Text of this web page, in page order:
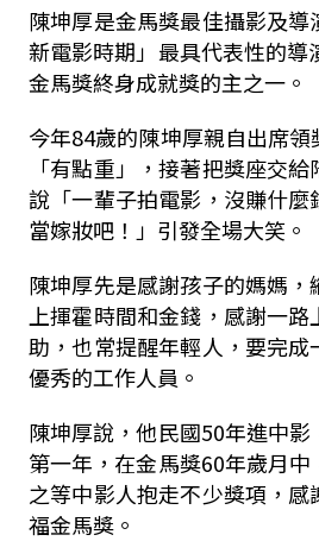
陳坤厚是金馬獎最佳攝影及
新電影時期」最具代表性的導
金馬獎終身成就獎的主之一。
今年84歲的陳坤厚親自出席
「有點重」，接著把獎座交
說「一輩子拍電影，沒賺什
當嫁妝吧！」引發全場大笑。
陳坤厚先是感謝孩子的媽媽
上揮霍時間和金錢，感謝一
助，也常提醒年輕人，要完
優秀的工作人員。
陳坤厚說，他民國50年進中
第一年，在金馬獎60年歲月
之等中影人抱走不少獎項，
福金馬獎。